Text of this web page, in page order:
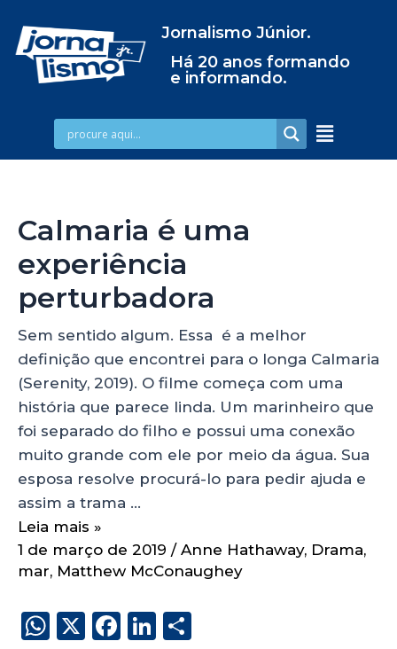
Jornalismo Júnior.
Há 20 anos formando
e informando.
Calmaria é uma
experiência
perturbadora
Sem sentido algum. Essa é a melhor
definição que encontrei para o longa Calmaria
(Serenity, 2019). O filme começa com uma
história que parece linda. Um marinheiro que
foi separado do filho e possui uma conexão
muito grande com ele por meio da água. Sua
esposa resolve procurá-lo para pedir ajuda e
assim a trama …
Leia mais »
1 de março de 2019 / Anne Hathaway, Drama,
mar, Matthew McConaughey
W X
F
Li